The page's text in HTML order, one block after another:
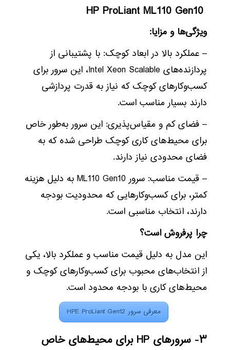
ویژگی‌ها و مزایا:
– عملکرد بالا در ابعاد کوچک: با پشتیبانی از
پردازنده‌های Intel Xeon Scalable، این سرور برای
کسب‌وکارهای کوچک که نیاز به قدرت پردازشی
دارند بسیار مناسب است.
– فضای کم و مقیاس‌پذیری: این سرور به‌طور خاص
برای محیط‌های کاری کوچک طراحی شده که به
فضای محدودی نیاز دارند.
– قیمت مناسب: سرور ML110 Gen10 به دلیل هزینه
کمتر، برای کسب‌وکارهایی که محدودیت بودجه
دارند، انتخاب مناسبی است.
چرا پرفروش است؟
این مدل به دلیل قیمت مناسب و عملکرد بالا، یکی
از انتخاب‌های محبوب برای کسب‌وکارهای کوچک و
محیط‌های کاری با بودجه محدود است.
معرفی سرور HPE ProLiant Gen12
۳- سرورهای HP برای محیط‌های خاص